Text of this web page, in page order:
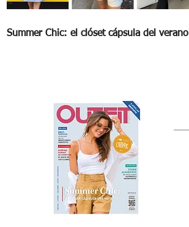
Summer Chic: el clóset cápsula del verano